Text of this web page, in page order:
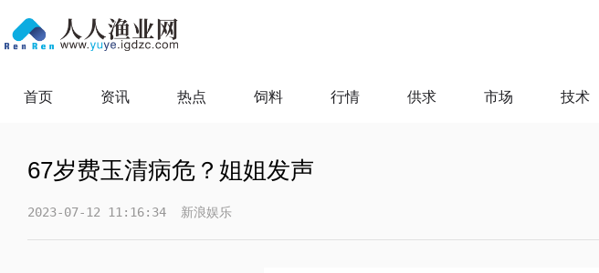
首页 资讯 热点 饲料 行情 供求 市场 技术
67岁费玉清病危？姐姐发声
2023-07-12 11:16:34 新浪娱乐